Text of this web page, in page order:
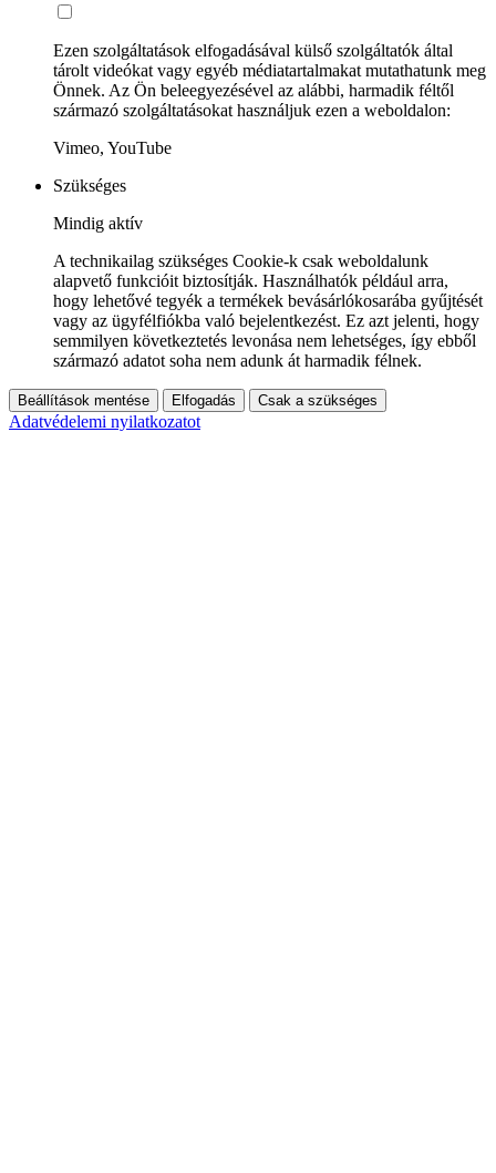
Ezen szolgáltatások elfogadásával külső szolgáltatók által
tárolt videókat vagy egyéb médiatartalmakat mutathatunk meg
Önnek. Az Ön beleegyezésével az alábbi, harmadik féltől
származó szolgáltatásokat használjuk ezen a weboldalon:
Vimeo, YouTube
Szükséges
Mindig aktív
A technikailag szükséges Cookie-k csak weboldalunk
alapvető funkcióit biztosítják. Használhatók például arra,
hogy lehetővé tegyék a termékek bevásárlókosarába gyűjtését
vagy az ügyfélfiókba való bejelentkezést. Ez azt jelenti, hogy
semmilyen következtetés levonása nem lehetséges, így ebből
származó adatot soha nem adunk át harmadik félnek.
Beállítások mentése Elfogadás Csak a szükséges
Adatvédelemi nyilatkozatot